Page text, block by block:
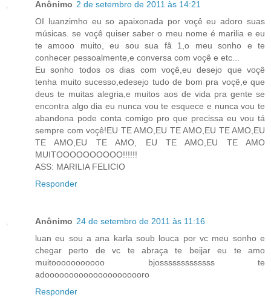
Anônimo 2 de setembro de 2011 às 14:21
OI luanzimho eu so apaixonada por voçê eu adoro suas
músicas. se voçê quiser saber o meu nome é marilia e eu
te amooo muito, eu sou sua fâ 1,o meu sonho e te
conhecer pessoalmente,e conversa com voçê e etc...
Eu sonho todos os dias com voçê,eu desejo que voçê
tenha muito sucesso,edesejo tudo de bom pra voçê,e que
deus te muitas alegria,e muitos aos de vida pra gente se
encontra algo dia eu nunca vou te esquece e nunca vou te
abandona pode conta comigo pro que precissa eu vou tá
sempre com voçê!EU TE AMO,EU TE AMO,EU TE AMO,EU
TE AMO,EU TE AMO, EU TE AMO,EU TE AMO
MUITOOOOOOOOOO!!!!!!
ASS: MARILIA FELICIO
Responder
Anônimo 24 de setembro de 2011 às 11:16
luan eu sou a ana karla soub louca por vc meu sonho e
chegar perto de vc te abraça te beijar eu te amo
muitooooooooooo bjosssssssssssss te
adooooooooooooooooooooro
Responder